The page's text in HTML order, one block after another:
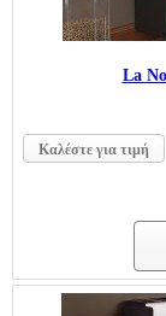
La
Καλέστε για τιμή